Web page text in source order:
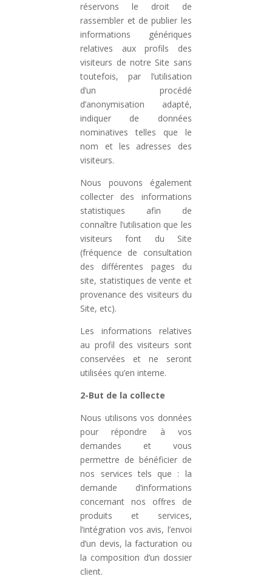
réservons le droit de
rassembler et de publier les
informations génériques
relatives aux profils des
visiteurs de notre Site sans
toutefois, par l’utilisation
d’un procédé
d’anonymisation adapté,
indiquer de données
nominatives telles que le
nom et les adresses des
visiteurs.
Nous pouvons également
collecter des informations
statistiques afin de
connaître l’utilisation que les
visiteurs font du Site
(fréquence de consultation
des différentes pages du
site, statistiques de vente et
provenance des visiteurs du
Site, etc).
Les informations relatives
au profil des visiteurs sont
conservées et ne seront
utilisées qu’en interne.
2-But de la collecte
Nous utilisons vos données
pour répondre à vos
demandes et vous
permettre de bénéficier de
nos services tels que : la
demande d’informations
concernant nos offres de
produits et services,
l’intégration vos avis, l’envoi
d’un devis, la facturation ou
la composition d’un dossier
client.